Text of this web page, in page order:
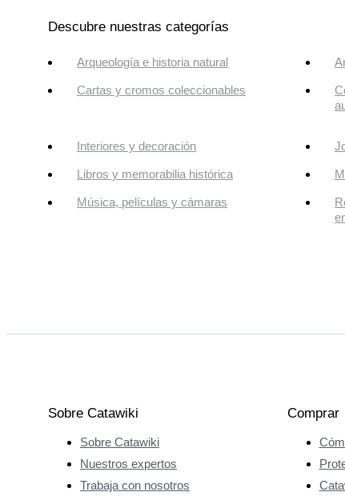
Descubre nuestras categorías
Arqueología e historia natural
Cartas y cromos coleccionables
Interiores y decoración
Libros y memorabilia histórica
Música, películas y cámaras
Sobre Catawiki
Sobre Catawiki
Nuestros expertos
Trabaja con nosotros
Comprar